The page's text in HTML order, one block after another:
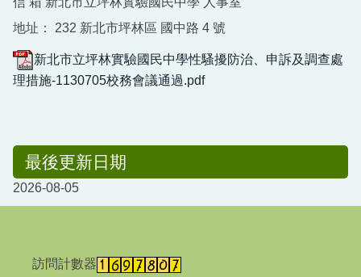
地址： 232 新北市坪林區 國中路 4 號
新北市立坪林實驗國民中學性騷擾防治、申訴及調查處
理措施-1130705校務會議通過.pdf
最後更新日期
2026-08-05
訪問計數器